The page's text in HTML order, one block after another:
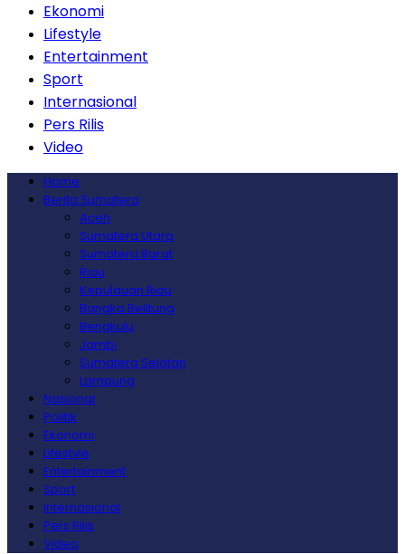
Ekonomi
Lifestyle
Entertainment
Sport
Internasional
Pers Rilis
Video
Home
Berita Sumatera
Aceh
Sumatera Utara
Sumatera Barat
Riau
Kepulauan Riau
Bangka Belitung
Bengkulu
Jambi
Sumatera Selatan
Lampung
Nasional
Politik
Ekonomi
Lifestyle
Entertainment
Sport
Internasional
Pers Rilis
Video